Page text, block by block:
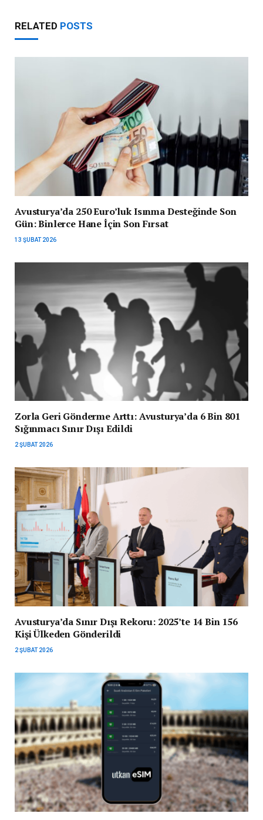
RELATED POSTS
Avusturya’da 250 Euro’luk Isınma Desteğinde Son
Gün: Binlerce Hane İçin Son Fırsat
13 ŞUBAT 2026
Zorla Geri Gönderme Arttı: Avusturya’da 6 Bin 801
Sığınmacı Sınır Dışı Edildi
2 ŞUBAT 2026
Avusturya’da Sınır Dışı Rekoru: 2025’te 14 Bin 156
Kişi Ülkeden Gönderildi
2 ŞUBAT 2026